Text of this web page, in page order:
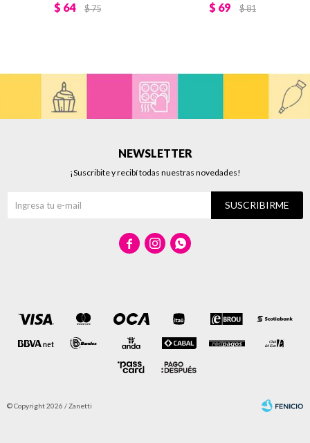
$ 64 $75 $ 69 $81
NEWSLETTER
¡Suscribite y recibí todas nuestras novedades!
SUSCRIBIRME
  
© Copyright 2026 / Zanetti